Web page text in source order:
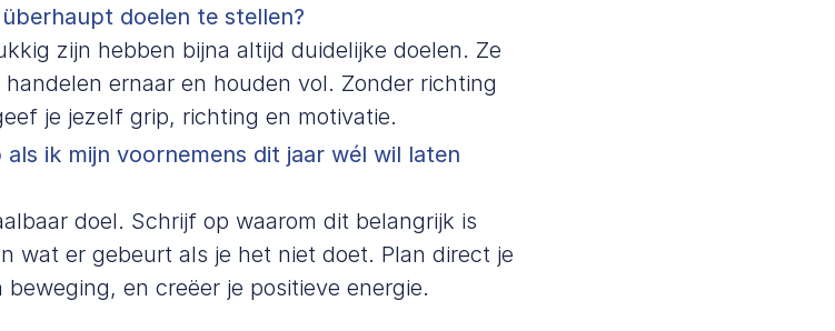
doelen te stellen?
zijn hebben bijna altijd duidelijke doelen. Ze
ernaar en houden vol. Zonder richting
je jezelf grip, richting en motivatie.
ik mijn voornemens dit jaar wél wil laten
doel. Schrijf op waarom dit belangrijk is
wat er gebeurt als je het niet doet. Plan direct je
en creëer je positieve energie.